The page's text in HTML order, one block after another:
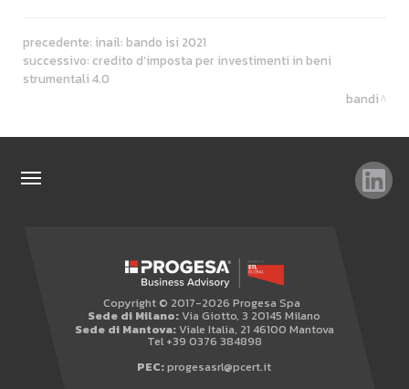
precedente: inail: bando isi 2021
successivo: credito d’imposta per investimenti in beni
strumentali 4.0
bandi
AREA RISERVATA
WHISTLEBLOWING
Copyright © 2017-2026 Progesa Spa
Sede di Milano:Via Giotto, 3 20145 Milano
Sede di Mantova:Viale Italia, 21 46100 Mantova
Tel +39 0376 384898
PEC:progesasrl@pcert.it